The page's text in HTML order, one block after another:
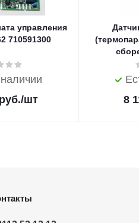
управления
710591300
руб./шт
8